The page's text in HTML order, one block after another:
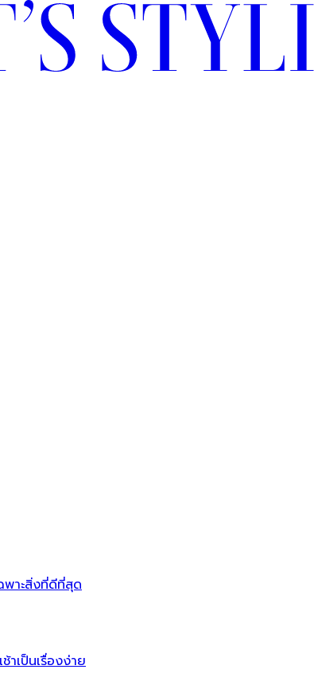
พาะสิ่งที่ดีที่สุด
าเป็นเรื่องง่าย